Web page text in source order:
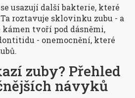
usazují další bakterie, které
roztavuje sklovinku zubu - a
tvoří pod dásněmi,
- onemocnění, které
zuby? Přehled
návyků